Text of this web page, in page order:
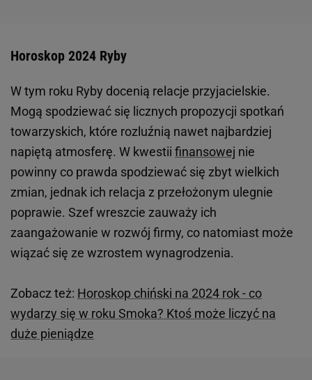
Horoskop 2024 Ryby
W tym roku Ryby docenią relacje przyjacielskie.
Mogą spodziewać się licznych propozycji spotkań
towarzyskich, które rozluźnią nawet najbardziej
napiętą atmosferę. W kwestii finansowej nie
powinny co prawda spodziewać się zbyt wielkich
zmian, jednak ich relacja z przełożonym ulegnie
poprawie. Szef wreszcie zauważy ich
zaangażowanie w rozwój firmy, co natomiast może
wiązać się ze wzrostem wynagrodzenia.
Zobacz też: Horoskop chiński na 2024 rok - co
wydarzy się w roku Smoka? Ktoś może liczyć na
duże pieniądze